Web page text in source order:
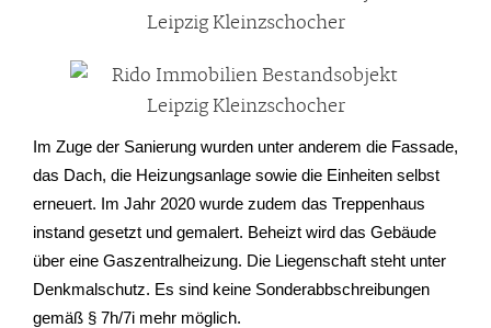
Im Zuge der Sanierung wurden unter anderem die Fassade,
das Dach, die Heizungsanlage sowie die Einheiten selbst
erneuert. Im Jahr 2020 wurde zudem das Treppenhaus
instand gesetzt und gemalert. Beheizt wird das Gebäude
über eine Gaszentralheizung. Die Liegenschaft steht unter
Denkmalschutz. Es sind keine Sonderabbschreibungen
gemäß § 7h/7i mehr möglich.